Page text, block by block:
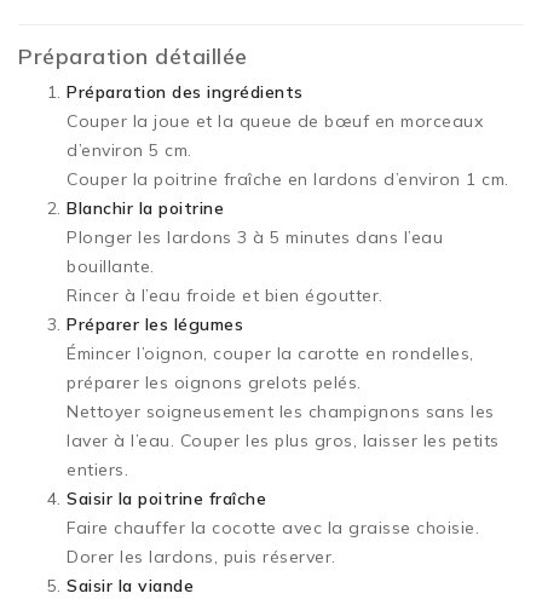
Préparation détaillée
Préparation des ingrédients
Couper la joue et la queue de bœuf en morceaux
d’environ 5 cm.
Couper la poitrine fraîche en lardons d’environ 1 cm.
Blanchir la poitrine
Plonger les lardons 3 à 5 minutes dans l’eau
bouillante.
Rincer à l’eau froide et bien égoutter.
Préparer les légumes
Émincer l’oignon, couper la carotte en rondelles,
préparer les oignons grelots pelés.
Nettoyer soigneusement les champignons sans les
laver à l’eau. Couper les plus gros, laisser les petits
entiers.
Saisir la poitrine fraîche
Faire chauffer la cocotte avec la graisse choisie.
Dorer les lardons, puis réserver.
Saisir la viande